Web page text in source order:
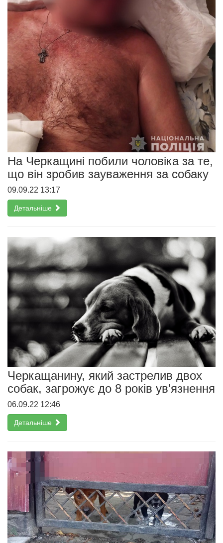
На Черкащині побили чоловіка за те,
що він зробив зауваження за собаку
09.09.22 13:17
Детальніше
Черкащанину, який застрелив двох
собак, загрожує до 8 років ув'язнення
06.09.22 12:46
Детальніше